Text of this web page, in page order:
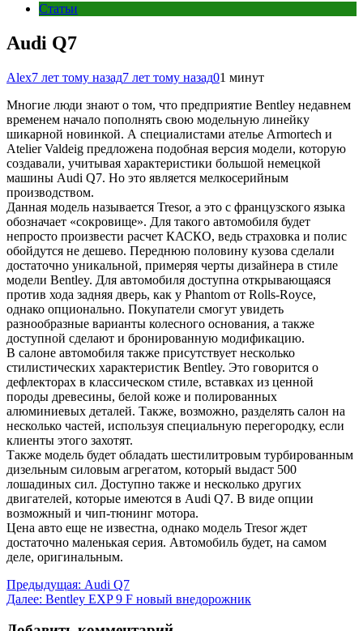
Статьи
Audi Q7
Alex7 лет тому назад7 лет тому назад01 минут
Многие люди знают о том, что предприятие Bentley недавнем
временем начало пополнять свою модельную линейку
шикарной новинкой. А специалистами ателье Armortech и
Atelier Valdeig предложена подобная версия модели, которую
создавали, учитывая характеристики большой немецкой
машины Audi Q7. Но это является мелкосерийным
производством.
Данная модель называется Tresor, а это с французского языка
обозначает «сокровище». Для такого автомобиля будет
непросто произвести расчет КАСКО, ведь страховка и полис
обойдутся не дешево. Переднюю половину кузова сделали
достаточно уникальной, примеряя черты дизайнера в стиле
модели Bentley. Для автомобиля доступна открывающаяся
против хода задняя дверь, как у Phantom от Rolls-Royce,
однако опционально. Покупатели смогут увидеть
разнообразные варианты колесного основания, а также
доступной сделают и бронированную модификацию.
В салоне автомобиля также присутствует несколько
стилистических характеристик Bentley. Это говорится о
дефлекторах в классическом стиле, вставках из ценной
породы древесины, белой коже и полированных
алюминиевых деталей. Также, возможно, разделять салон на
несколько частей, используя специальную перегородку, если
клиенты этого захотят.
Также модель будет обладать шестилитровым турбированным
дизельным силовым агрегатом, который выдаст 500
лошадиных сил. Доступно также и несколько других
двигателей, которые имеются в Audi Q7. В виде опции
возможный и чип-тюнинг мотора.
Цена авто еще не известна, однако модель Tresor ждет
достаточно маленькая серия. Автомобиль будет, на самом
деле, оригинальным.
Навигация
по
Предыдущая: Audi Q7
Далее: Bentley EXP 9 F новый внедорожник